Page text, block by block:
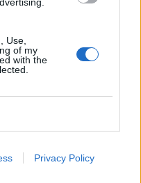
Use,
of my
with the
Privacy Policy
stampa che
dal pallone in
a pixel per un
il secondo kit
green persian
identifica la terza
Museum and